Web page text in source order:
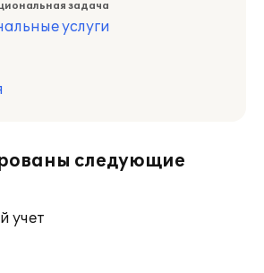
задача
услуги
следующие
учет